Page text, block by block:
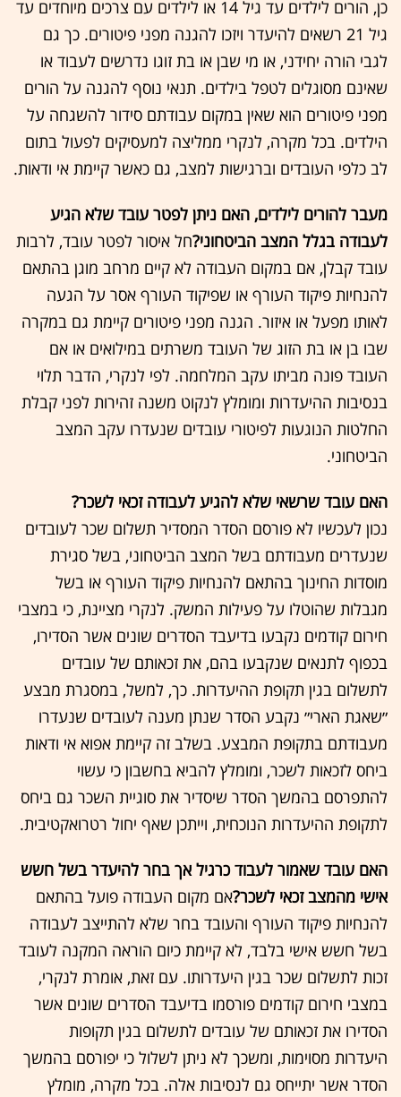
כן, הורים לילדים עד גיל 14 או לילדים עם צרכים מיוחדים עד
גיל 21 רשאים להיעדר ויזכו להגנה מפני פיטורים. כך גם
לגבי הורה יחידני, או מי שבן או בת זוגו נדרשים לעבוד או
שאינם מסוגלים לטפל בילדים. תנאי נוסף להגנה על הורים
מפני פיטורים הוא שאין במקום עבודתם סידור להשגחה על
הילדים. בכל מקרה, לנקרי ממליצה למעסיקים לפעול בתום
לב כלפי העובדים וברגישות למצב, גם כאשר קיימת אי ודאות.
מעבר להורים לילדים, האם ניתן לפטר עובד שלא הגיע
לעבודה בגלל המצב הביטחוני?חל איסור לפטר עובד, לרבות
עובד קבלן, אם במקום העבודה לא קיים מרחב מוגן בהתאם
להנחיות פיקוד העורף או שפיקוד העורף אסר על הגעה
לאותו מפעל או איזור. הגנה מפני פיטורים קיימת גם במקרה
שבו בן או בת הזוג של העובד משרתים במילואים או אם
העובד פונה מביתו עקב המלחמה. לפי לנקרי, הדבר תלוי
בנסיבות ההיעדרות ומומלץ לנקוט משנה זהירות לפני קבלת
החלטות הנוגעות לפיטורי עובדים שנעדרו עקב המצב
הביטחוני.
האם עובד שרשאי שלא להגיע לעבודה זכאי לשכר?
נכון לעכשיו לא פורסם הסדר המסדיר תשלום שכר לעובדים
שנעדרים מעבודתם בשל המצב הביטחוני, בשל סגירת
מוסדות החינוך בהתאם להנחיות פיקוד העורף או בשל
מגבלות שהוטלו על פעילות המשק. לנקרי מציינת, כי במצבי
חירום קודמים נקבעו בדיעבד הסדרים שונים אשר הסדירו,
בכפוף לתנאים שנקבעו בהם, את זכאותם של עובדים
לתשלום בגין תקופת ההיעדרות. כך, למשל, במסגרת מבצע
״שאגת הארי״ נקבע הסדר שנתן מענה לעובדים שנעדרו
מעבודתם בתקופת המבצע. בשלב זה קיימת אפוא אי ודאות
ביחס לזכאות לשכר, ומומלץ להביא בחשבון כי עשוי
להתפרסם בהמשך הסדר שיסדיר את סוגיית השכר גם ביחס
לתקופת ההיעדרות הנוכחית, וייתכן שאף יחול רטרואקטיבית.
האם עובד שאמור לעבוד כרגיל אך בחר להיעדר בשל חשש
אישי מהמצב זכאי לשכר?אם מקום העבודה פועל בהתאם
להנחיות פיקוד העורף והעובד בחר שלא להתייצב לעבודה
בשל חשש אישי בלבד, לא קיימת כיום הוראה המקנה לעובד
זכות לתשלום שכר בגין היעדרותו. עם זאת, אומרת לנקרי,
במצבי חירום קודמים פורסמו בדיעבד הסדרים שונים אשר
הסדירו את זכאותם של עובדים לתשלום בגין תקופות
היעדרות מסוימות, ומשכך לא ניתן לשלול כי יפורסם בהמשך
הסדר אשר יתייחס גם לנסיבות אלה. בכל מקרה, מומלץ